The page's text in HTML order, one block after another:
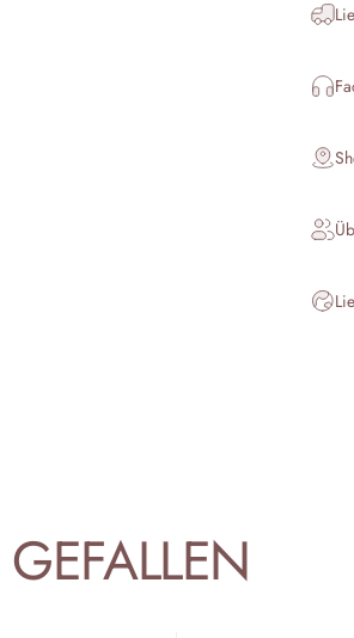
GEFALLEN